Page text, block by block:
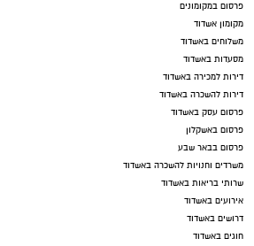
פרסום במקומונים
מקומון אשדוד
משלוחים באשדוד
מסעדות באשדוד
דירות למכירה באשדוד
דירות להשכרה באשדוד
פרסום עסק באשדוד
פרסום באשקלון
פרסום בבאר שבע
משרדים וחנויות להשכרה באשדוד
שרותי בריאות באשדוד
אירועים באשדוד
דרושים באשדוד
חוגים באשדוד